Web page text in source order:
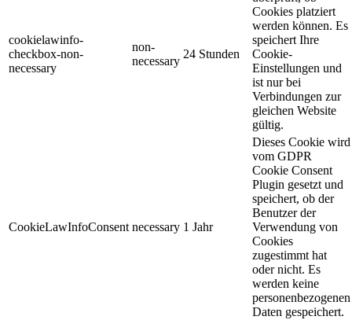
cookielawinfo-
checkbox-non-
necessary
non-
necessary
24 Stunden
Cookies platziert
werden können. Es
speichert Ihre
Cookie-
Einstellungen und
ist nur bei
Verbindungen zur
gleichen Website
gültig.
CookieLawInfoConsent necessary 1 Jahr
Dieses Cookie wird
vom GDPR
Cookie Consent
Plugin gesetzt und
speichert, ob der
Benutzer der
Verwendung von
Cookies
zugestimmt hat
oder nicht. Es
werden keine
personenbezogenen
Daten gespeichert.